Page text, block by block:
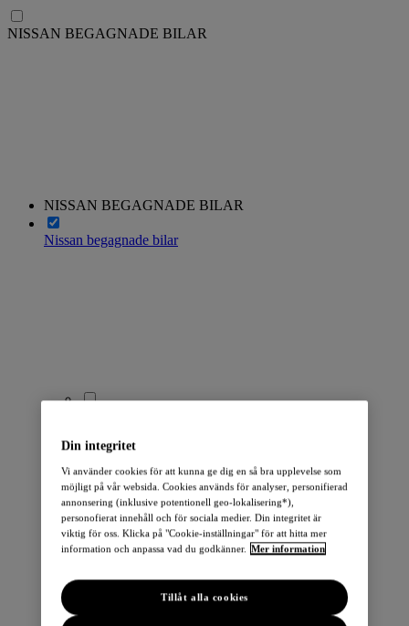
NISSAN BEGAGNADE BILAR
NISSAN BEGAGNADE BILAR
Nissan begagnade bilar
Din integritet
Vi använder cookies för att kunna ge dig en så bra upplevelse som
möjligt på vår websida. Cookies används för analyser, personifierad
annonsering (inklusive potentionell geo-lokalisering*),
personofierat innehåll och för sociala medier. Din integritet är
viktig för oss. Klicka på "Cookie-inställningar" för att hitta mer
information och anpassa vad du godkänner. Mer information
Tillåt alla cookies